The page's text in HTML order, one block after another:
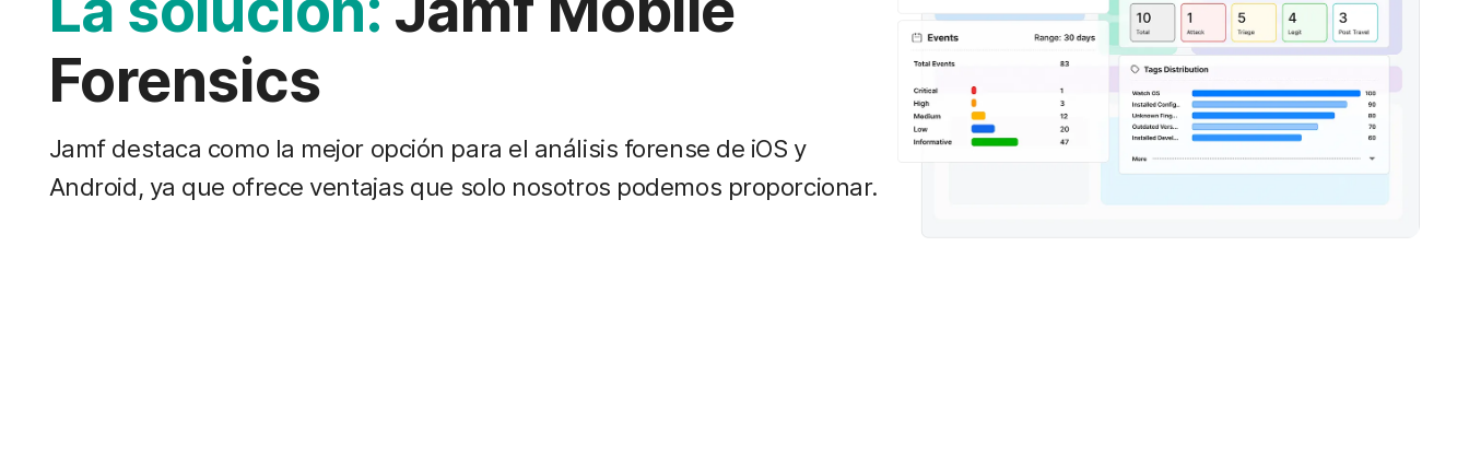
Forensics
Jamf destaca como la mejor opción para el análisis forense de iOS y
Android, ya que ofrece ventajas que solo nosotros podemos proporcionar.